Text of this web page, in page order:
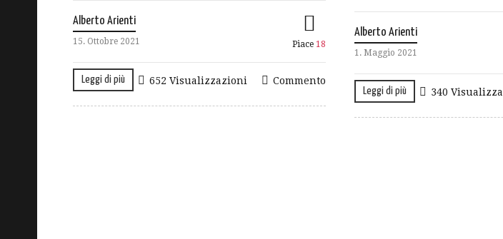
Alberto Arienti
15. Ottobre 2021 Piace 18
Leggi di più Commento
652 Visualizzazioni
Alberto Arienti
1. Maggio 2021
Leggi di più 340